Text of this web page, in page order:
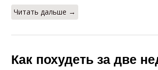
Читать дальше →
Как похудеть за две